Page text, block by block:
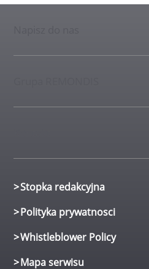
Stopka redakcyjna
Polityka prywatnosci
Whistleblower Policy
Mapa serwisu